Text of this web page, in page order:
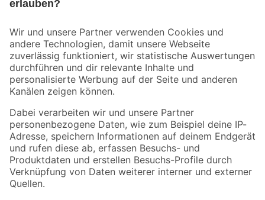
Der toom Newsletter: Keine Angebote und Aktionen mehr verpassen!
Zur Newsletter Anmeldung
Folge uns
Zahlungsarten Versandarten